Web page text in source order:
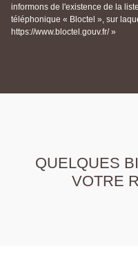
informons de l'existence de la
téléphonique « Bloctel », sur
https://www.bloctel.gouv.fr/ »
QUELQUES
VOTRE